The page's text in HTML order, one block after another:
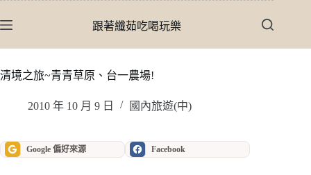
至
內
跟著纖茹吃喝玩樂
清境之旅~青青草原、台一農場!
2010 年 10 月 9 日 國內旅遊(中)
Google 偏好來源 Facebook